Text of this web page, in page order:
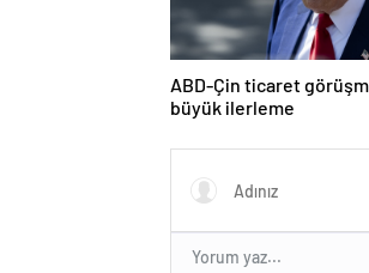
ABD-Çin ticaret
büyük ilerleme